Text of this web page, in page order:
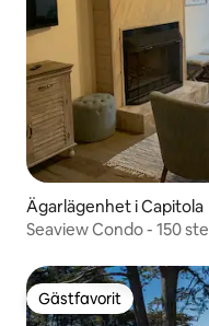
Ägarlägenhet i Capitola
Seaview Condo - 150
Gästfavorit
Gästfavorit